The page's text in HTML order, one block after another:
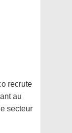
recrute
au
secteur